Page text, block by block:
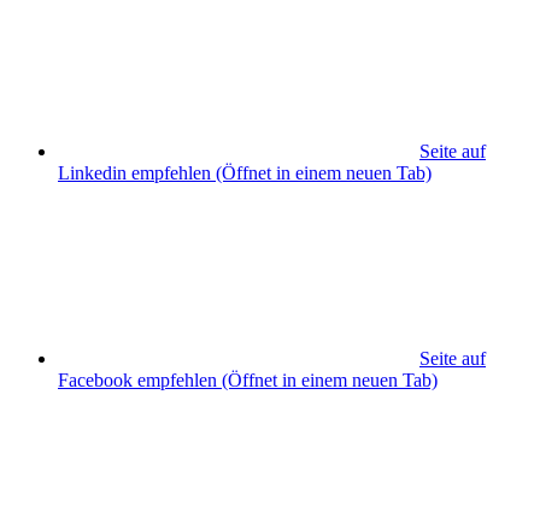
Seite auf
Linkedin empfehlen (Öffnet in einem neuen Tab)
Seite auf
Facebook empfehlen (Öffnet in einem neuen Tab)